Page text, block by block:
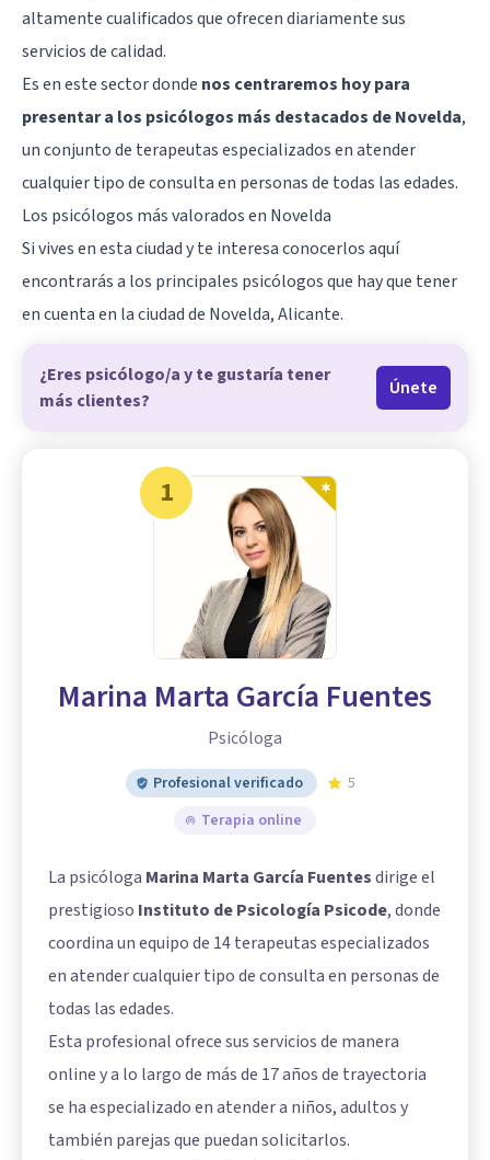
altamente cualificados que ofrecen diariamente sus
servicios de calidad.
Es en este sector donde nos centraremos hoy para
presentar a los psicólogos más destacados de Novelda,
un conjunto de terapeutas especializados en atender
cualquier tipo de consulta en personas de todas las edades.
Los psicólogos más valorados en Novelda
Si vives en esta ciudad y te interesa conocerlos aquí
encontrarás a los principales psicólogos que hay que tener
en cuenta en la ciudad de Novelda,Alicante.
¿Eres psicólogo/a y te gustaría tener
más clientes?
Únete
1
Marina Marta García Fuentes
Psicóloga
Profesional verificado
5
Terapia online
La psicóloga Marina Marta García Fuentesdirige el
prestigioso Instituto de Psicología Psicode, donde
coordina un equipo de 14 terapeutas especializados
en atender cualquier tipo de consulta en personas de
todas las edades.
Esta profesional ofrece sus servicios de manera
online y a lo largo de más de 17 años de trayectoria
se ha especializado en atender a niños, adultos y
también parejas que puedan solicitarlos.